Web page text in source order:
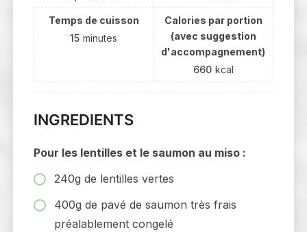
Temps de cuisson
15 minutes
Calories par portion
(avec suggestion
d'accompagnement)
660 kcal
INGREDIENTS
Pour les lentilles et le saumon au miso :
240g de lentilles vertes
400g de pavé de saumon très frais
préalablement congelé